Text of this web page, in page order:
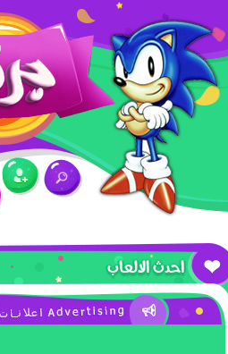
احدث الالعاب